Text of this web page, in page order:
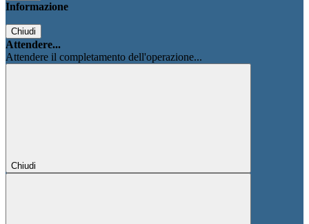
Informazione
Chiudi
Attendere...
Attendere il completamento dell'operazione...
Chiudi